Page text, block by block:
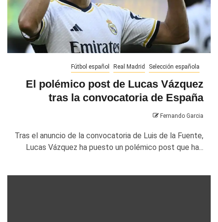
Fútbol español Real Madrid Selección española
El polémico post de Lucas Vázquez
tras la convocatoria de España
Fernando Garcia
Tras el anuncio de la convocatoria de Luis de la Fuente,
Lucas Vázquez ha puesto un polémico post que ha...